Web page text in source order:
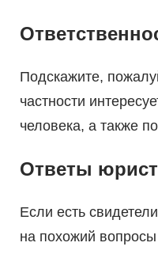
Подскажите,
частности
человека, а также
Ответы
Если есть
на похожий